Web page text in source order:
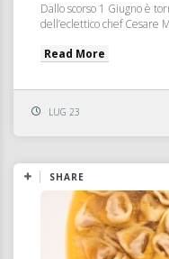
Dallo scorso 1 Giugno è
dell’eclettico chef Cesare
Read More
LUG 23
SHARE